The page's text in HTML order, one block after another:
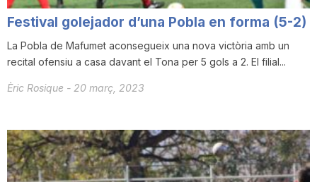
Festival golejador d’una Pobla en forma (5-2)
La Pobla de Mafumet aconsegueix una nova victòria amb un
recital ofensiu a casa davant el Tona per 5 gols a 2. El filial...
Èric Rosique - 20 març, 2023